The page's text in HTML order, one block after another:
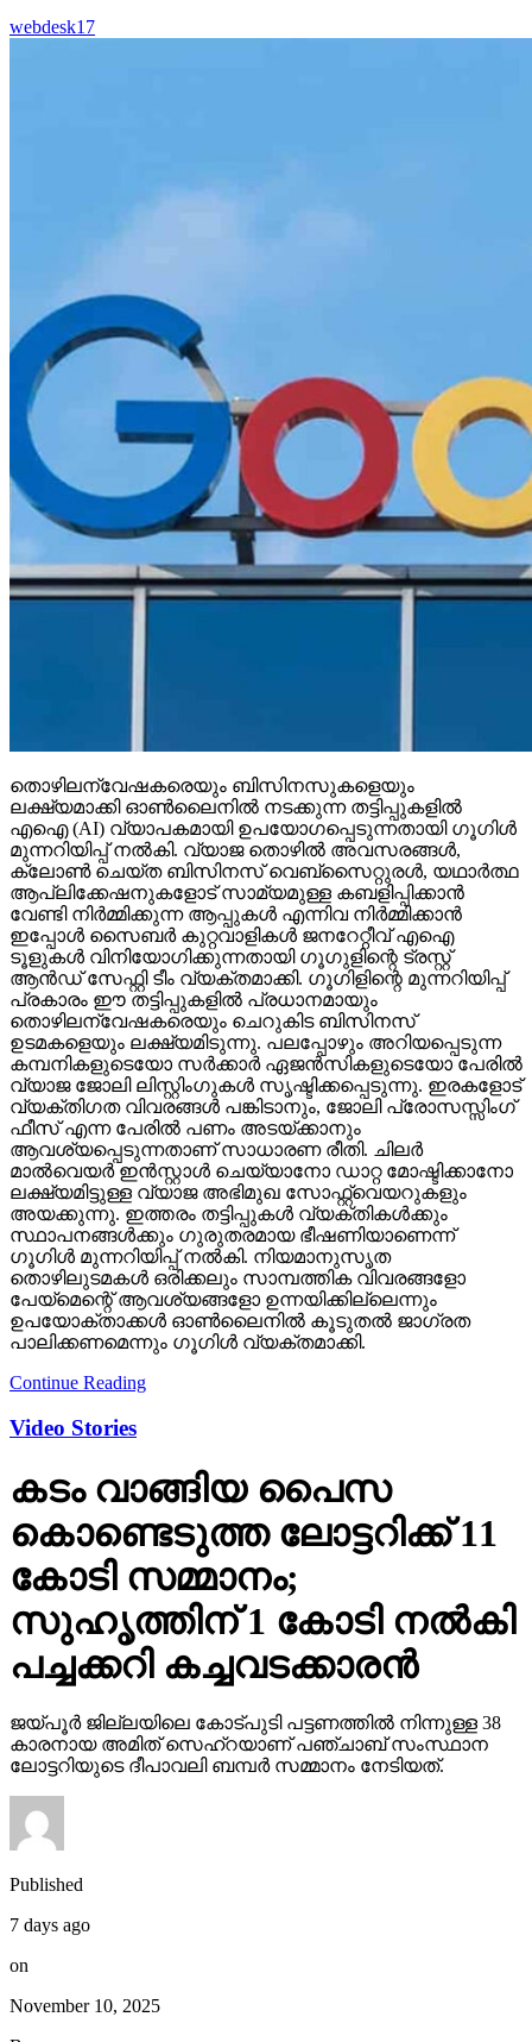
തൊഴിലന്വേഷകരെയും ബിസിനസുകളെയും
ലക്ഷ്യമാക്കി ഓണ്‍ലൈനില്‍ നടക്കുന്ന തട്ടിപ്പുകളില്‍
എഐ (AI) വ്യാപകമായി ഉപയോഗപ്പെടുന്നതായി ഗൂഗിള്‍
മുന്നറിയിപ്പ് നല്‍കി. വ്യാജ തൊഴില്‍ അവസരങ്ങള്‍,
ക്ലോണ്‍ ചെയ്ത ബിസിനസ് വെബ്‌സൈറ്റുരള്‍, യഥാര്‍ത്ഥ
ആപ്ലിക്കേഷനുകളോട് സാമ്യമുള്ള കബളിപ്പിക്കാന്‍
വേണ്ടി നിര്‍മ്മിക്കുന്ന ആപ്പുകള്‍ എന്നിവ നിര്‍മ്മിക്കാന്‍
ഇപ്പോള്‍ സൈബര്‍ കുറ്റവാളികള്‍ ജനറേറ്റീവ് എഐ
ടൂളുകള്‍ വിനിയോഗിക്കുന്നതായി ഗൂഗുളിന്റെ ട്രസ്റ്റ്
ആന്‍ഡ് സേഫ്റ്റി ടീം വ്യക്തമാക്കി. ഗൂഗിളിന്റെ മുന്നറിയിപ്പ്
പ്രകാരം ഈ തട്ടിപ്പുകളില്‍ പ്രധാനമായും
തൊഴിലന്വേഷകരെയും ചെറുകിട ബിസിനസ്
ഉടമകളെയും ലക്ഷ്യമിടുന്നു. പലപ്പോഴും അറിയപ്പെടുന്ന
കമ്പനികളുടെയോ സര്‍ക്കാര്‍ ഏജന്‍സികളുടെയോ പേരില്‍
വ്യാജ ജോലി ലിസ്റ്റിംഗുകള്‍ സൃഷ്ടിക്കപ്പെടുന്നു. ഇരകളോട്
വ്യക്തിഗത വിവരങ്ങള്‍ പങ്കിടാനും, ജോലി പ്രോസസ്സിംഗ്
ഫീസ് എന്ന പേരില്‍ പണം അടയ്ക്കാനും
ആവശ്യപ്പെടുന്നതാണ് സാധാരണ രീതി. ചിലര്‍
മാല്‍വെയര്‍ ഇന്‍സ്റ്റാള്‍ ചെയ്യാനോ ഡാറ്റ മോഷ്ടിക്കാനോ
ലക്ഷ്യമിട്ടുള്ള വ്യാജ അഭിമുഖ സോഫ്റ്റ്‌വെയറുകളും
അയക്കുന്നു. ഇത്തരം തട്ടിപ്പുകള്‍ വ്യക്തികള്‍ക്കും
സ്ഥാപനങ്ങള്‍ക്കും ഗുരുതരമായ ഭീഷണിയാണെന്ന്
ഗൂഗിള്‍ മുന്നറിയിപ്പ് നല്‍കി. നിയമാനുസൃത
തൊഴിലുടമകള്‍ ഒരിക്കലും സാമ്പത്തിക വിവരങ്ങളോ
പേയ്‌മെന്റെ് ആവശ്യങ്ങളോ ഉന്നയിക്കില്ലെന്നും
ഉപയോക്താക്കള്‍ ഓണ്‍ലൈനില്‍ കൂടുതല്‍ ജാഗ്രത
പാലിക്കണമെന്നും ഗൂഗിള്‍ വ്യക്തമാക്കി.
Continue Reading
Video Stories
കൊണ്ടെടുത്ത ലോട്ടറിക്ക് 11
കോടി സമ്മാനം;
സുഹൃത്തിന് 1 കോടി നല്‍കി
പച്ചക്കറി കച്ചവടക്കാരന്‍
ജയ്പൂര്‍ ജില്ലയിലെ കോട്പുടി പട്ടണത്തില്‍ നിന്നുള്ള 38
കാരനായ അമിത് സെഹ്‌റയാണ് പഞ്ചാബ് സംസ്ഥാന
ലോട്ടറിയുടെ ദീപാവലി ബമ്പര്‍ സമ്മാനം നേടിയത്.
Published
7 days ago
on
November 10, 2025
By